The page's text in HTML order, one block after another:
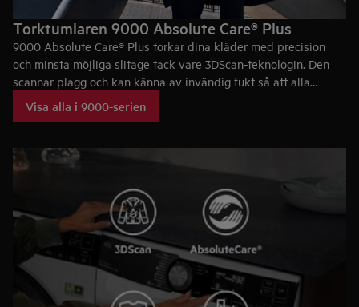
Torktumlaren 9000 Absolute Care® Plus
9000 Absolute Care® Plus torkar dina kläder med precision
och minsta möjliga slitage tack vare 3DScan-teknologin. Den
scannar plagg och kan känna av invändig fukt så att alla
Visa alla i 9000-serien